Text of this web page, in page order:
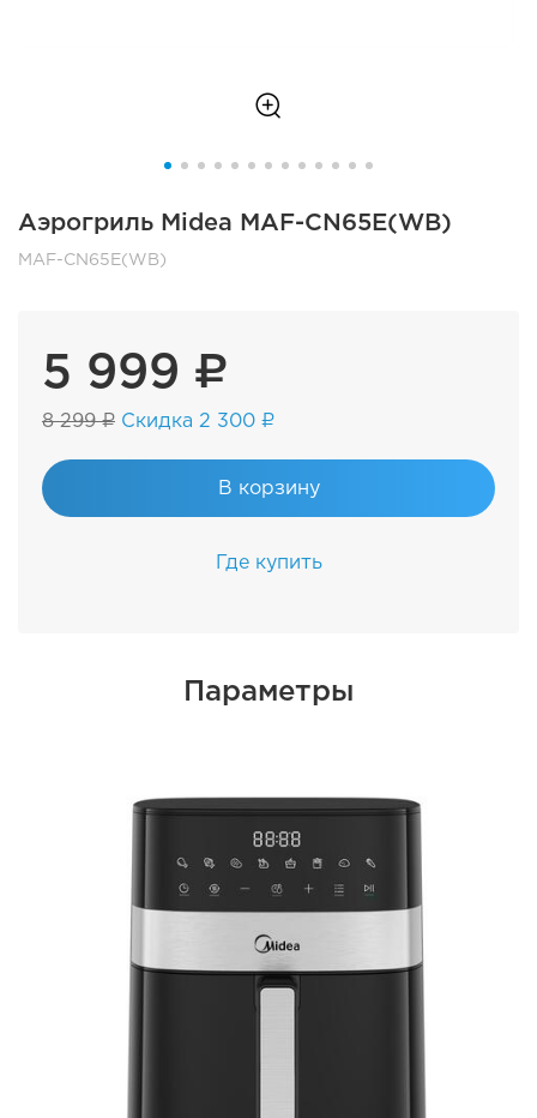
Аэрогриль Midea MAF-CN65E(WB)
MAF-CN65E(WB)
5 999 ₽
8 299 ₽ Скидка 2 300 ₽
В корзину
Где купить
Параметры